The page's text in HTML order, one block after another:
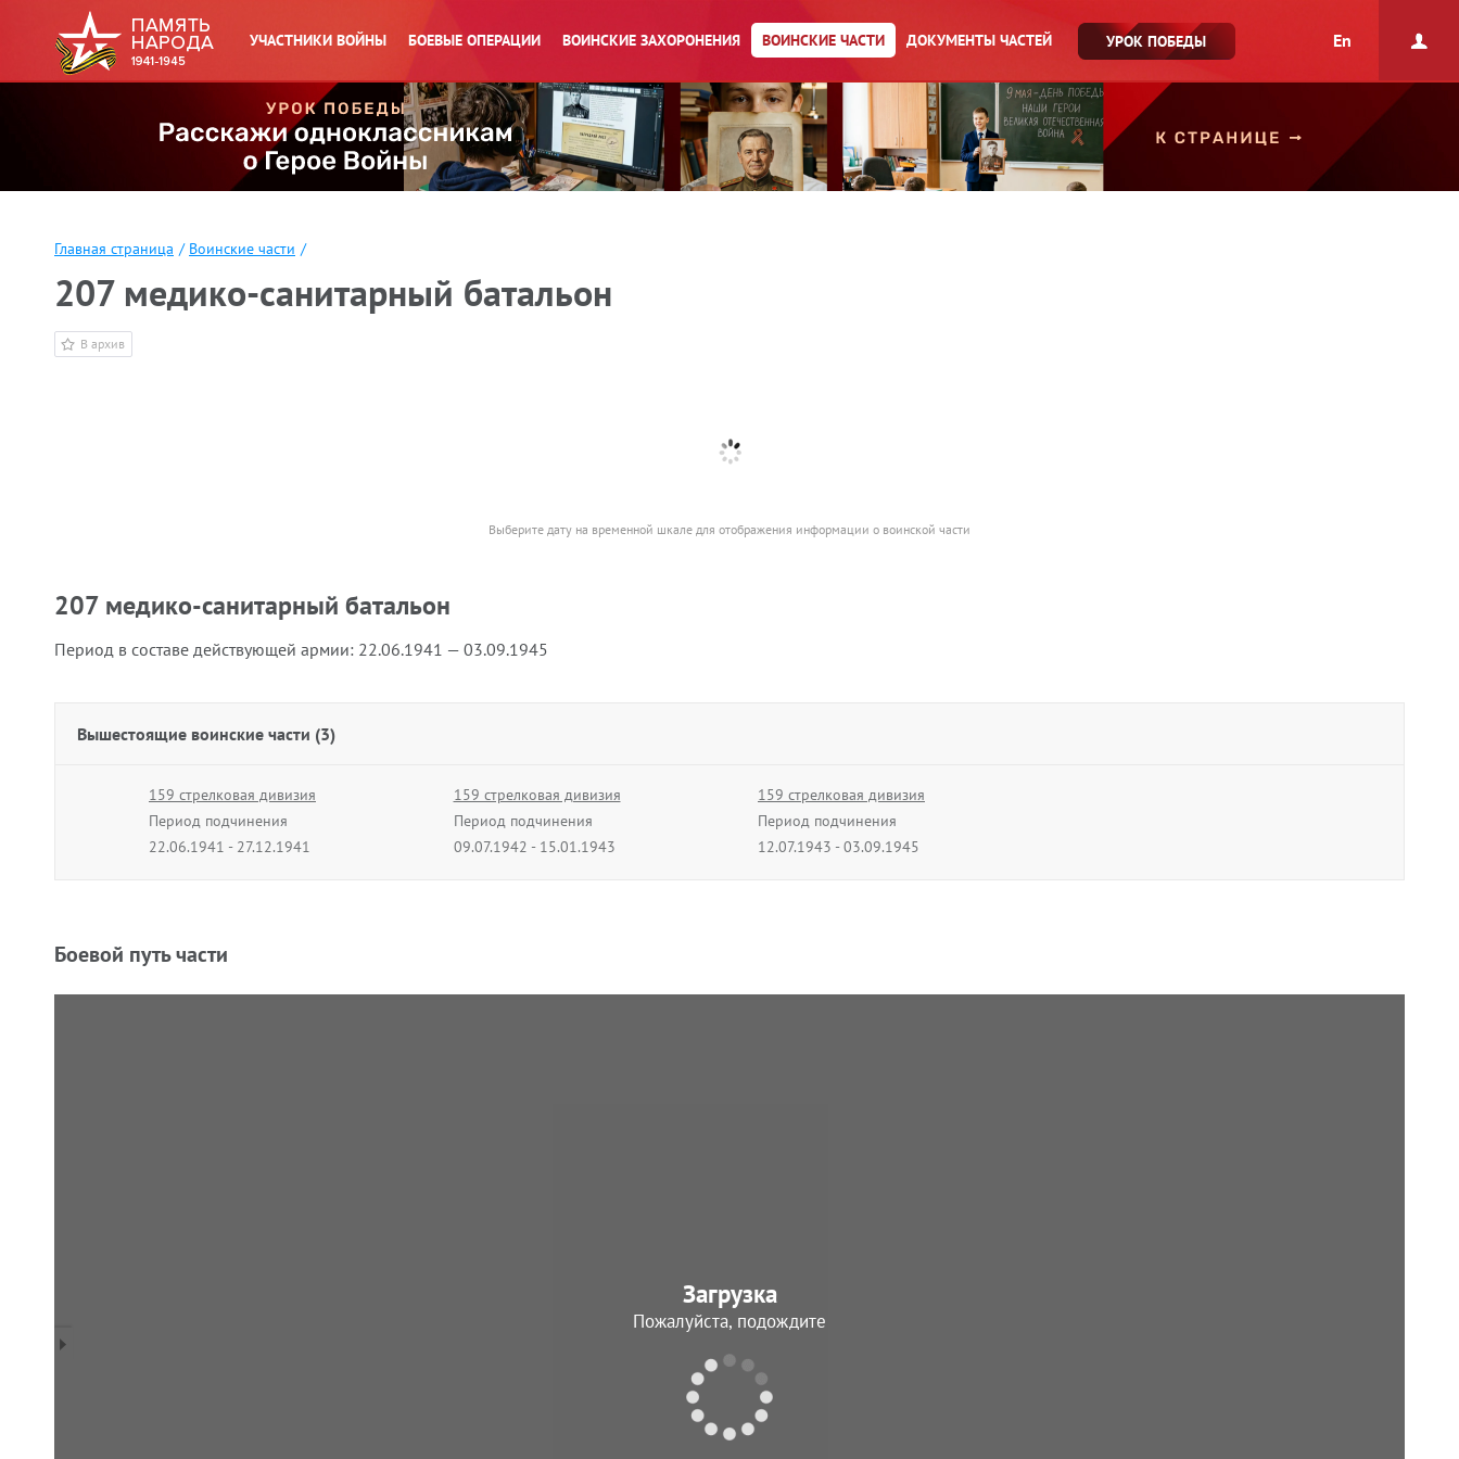
УЧАСТНИКИ ВОЙНЫ БОЕВЫЕ ОПЕРАЦИИ ВОИНСКИЕ ЗАХОРОНЕНИЯ ВОИНСКИЕ ЧАСТИ ДОКУМЕНТЫ ЧАСТЕЙ УРОК ПОБЕДЫ En
Главная страница / Воинские части /
207 медико-санитарный батальон
В архив
Выберите дату на временной шкале для отображения информации о воинской части
207 медико-санитарный батальон
Период в составе действующей армии: 22.06.1941 — 03.09.1945
Вышестоящие воинские части (3)
159 стрелковая дивизия
Период подчинения
22.06.1941 - 27.12.1941
159 стрелковая дивизия
Период подчинения
09.07.1942 - 15.01.1943
159 стрелковая дивизия
Период подчинения
12.07.1943 - 03.09.1945
Боевой путь части
Загрузка
Пожалуйста, подождите